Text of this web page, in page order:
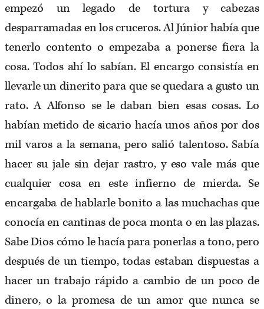
empezó un legado de tortura y cabezas
desparramadas en los cruceros. Al Júnior había que
tenerlo contento o empezaba a ponerse fiera la
cosa. Todos ahí lo sabían. El encargo consistía en
llevarle un dinerito para que se quedara a gusto un
rato. A Alfonso se le daban bien esas cosas. Lo
habían metido de sicario hacía unos años por dos
mil varos a la semana, pero salió talentoso. Sabía
hacer su jale sin dejar rastro, y eso vale más que
cualquier cosa en este infierno de mierda. Se
encargaba de hablarle bonito a las muchachas que
conocía en cantinas de poca monta o en las plazas.
Sabe Dios cómo le hacía para ponerlas a tono, pero
después de un tiempo, todas estaban dispuestas a
hacer un trabajo rápido a cambio de un poco de
dinero, o la promesa de un amor que nunca se